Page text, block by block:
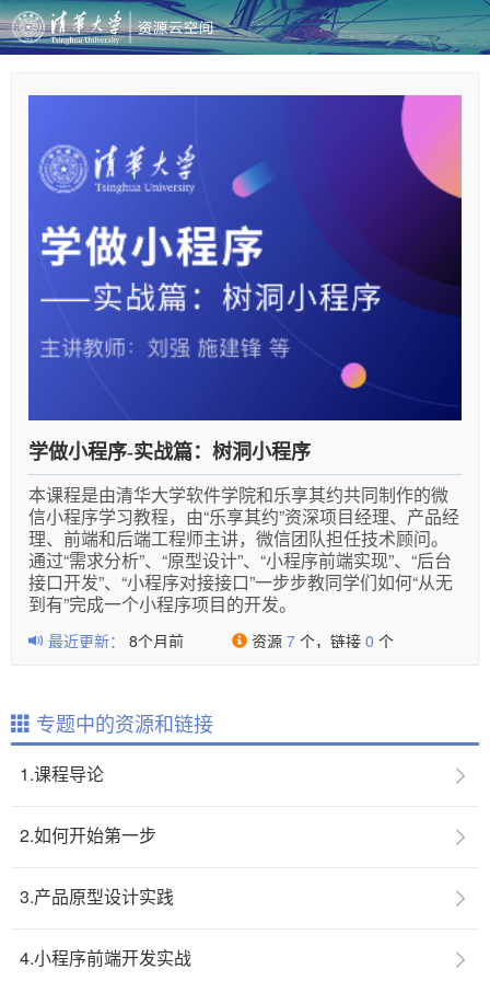
学做小程序-实战篇：树洞小程序
本课程是由清华大学软件学院和乐享其约共同制作的微
信小程序学习教程，由“乐享其约”资深项目经理、产品经
理、前端和后端工程师主讲，微信团队担任技术顾问。
通过“需求分析”、“原型设计”、“小程序前端实现”、“后台
接口开发”、“小程序对接接口”一步步教同学们如何“从无
到有”完成一个小程序项目的开发。
最近更新： 8个月前 资源 7 个，链接 0 个
专题中的资源和链接
1.课程导论
2.如何开始第一步
3.产品原型设计实践
4.小程序前端开发实战